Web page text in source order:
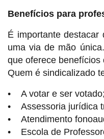
Benefícios para
É importante
uma via de mão
que oferece benefícios
Quem é sindicalizado
• A votar e ser votado;
• Assessoria jurídica
• Atendimento
• Escola de